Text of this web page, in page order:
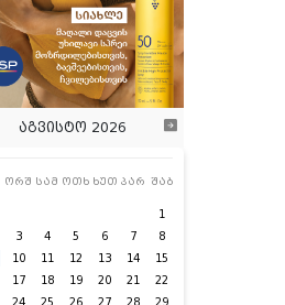
აგვისტო 2026
ორშ სამ ოთხ ხუთ პარ შაბ
1
3 4 5 6 7
8
10 11 12 13 14
15
17 18 19 20 21
22
24 25 26 27 28
29